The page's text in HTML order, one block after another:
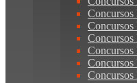
Concursos
Concursos
Concursos
Concursos
Concursos